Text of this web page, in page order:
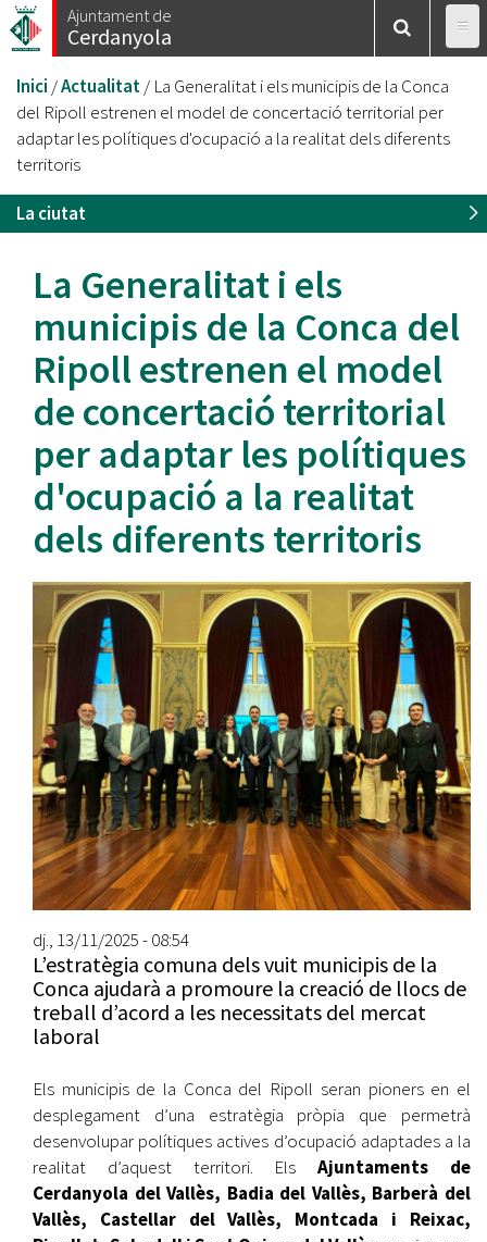
Vés
al
Ajuntament de
Cerdanyola
Esteu
aquí
Inici /Actualitat/ La Generalitat i els municipis de la Conca
del Ripoll estrenen el model de concertació territorial per
adaptar les polítiques d'ocupació a la realitat dels diferents
territoris
La ciutat
La Generalitat i els
municipis de la Conca del
Ripoll estrenen el model
de concertació territorial
per adaptar les polítiques
d'ocupació a la realitat
dels diferents territoris
dj., 13/11/2025 - 08:54
L’estratègia comuna dels vuit municipis de la
Conca ajudarà a promoure la creació de llocs de
treball d’acord a les necessitats del mercat
laboral
Els municipis de la Conca del Ripoll seran pioners en el
desplegament d’una estratègia pròpia que permetrà
desenvolupar polítiques actives d’ocupació adaptades a la
realitat d’aquest territori. ElsAjuntaments de
Cerdanyola del Vallès, Badia del Vallès, Barberà del
Vallès, Castellar del Vallès, Montcada i Reixac,